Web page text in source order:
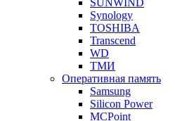
SUNWIND
Synology
TOSHIBA
Transcend
WD
ТМИ
Оперативная память
Samsung
Silicon Power
MCPoint